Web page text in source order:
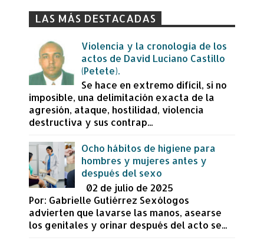
LAS MÁS DESTACADAS
Violencia y la cronología de los
actos de David Luciano Castillo
(Petete).
Se hace en extremo difícil, si no
imposible, una delimitación exacta de la
agresión, ataque, hostilidad, violencia
destructiva y sus contrap...
Ocho hábitos de higiene para
hombres y mujeres antes y
después del sexo
02 de julio de 2025
Por: Gabrielle Gutiérrez Sexólogos
advierten que lavarse las manos, asearse
los genitales y orinar después del acto se...